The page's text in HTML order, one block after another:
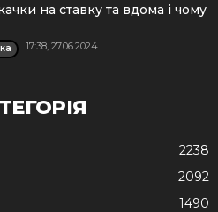
на ставку та вдома і чому
17:38, 27.06.2024
2238
2092
1490